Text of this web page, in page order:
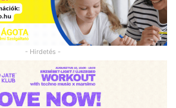
- Hirdetés -